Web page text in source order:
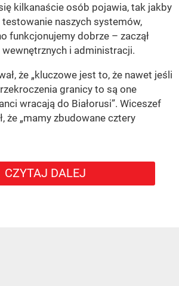
kilkanaście osób pojawia, tak jakby
testowanie naszych systemów,
funkcjonujemy dobrze – zaczął
i administracji.
że „kluczowe jest to, że nawet jeśli
granicy to są one
wracają do Białorusi”. Wiceszef
że „mamy zbudowane cztery
CZYTAJ DALEJ